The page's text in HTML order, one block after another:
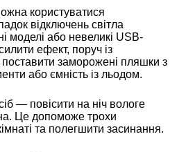
користуватися
відключень світла
моделі або невеликі USB-
ефект, поруч із
заморожені пляшки з
або ємність із льодом.
— повісити на ніч вологе
Це допоможе трохи
та полегшити засинання.